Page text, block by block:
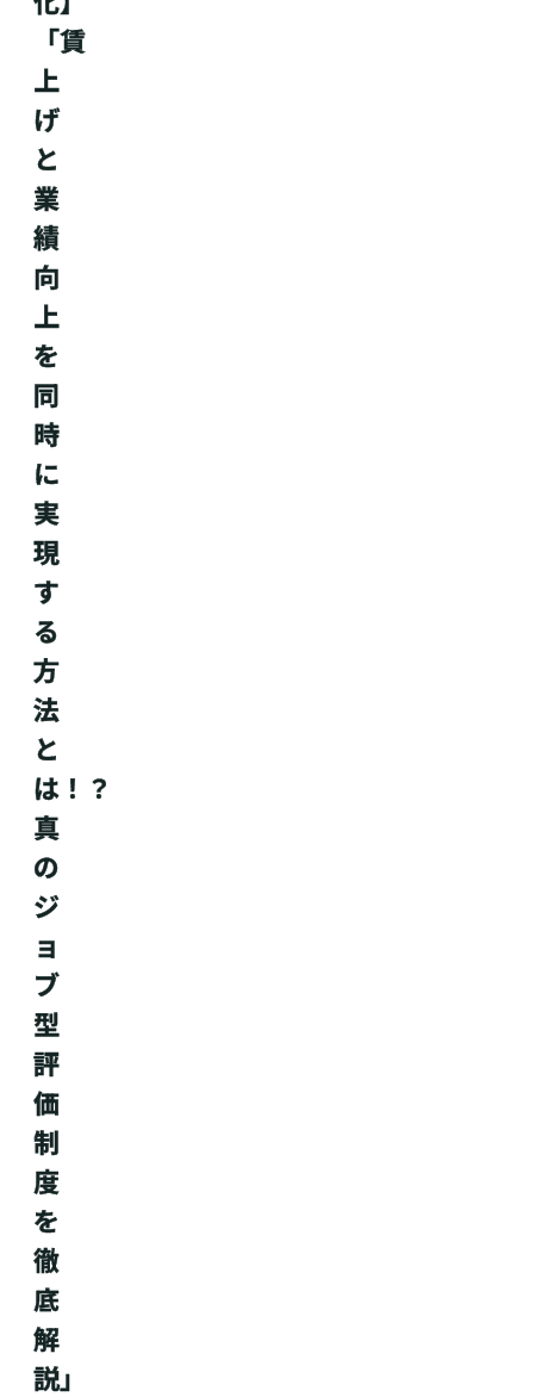
「賃
上
げ
と
業
績
向
上
を
同
時
に
実
現
す
る
方
法
と
は！？
真
の
ジ
ョ
ブ
型
評
価
制
度
を
徹
底
解
説」